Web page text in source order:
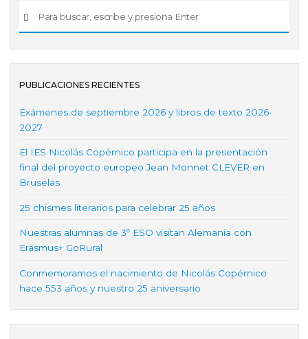
PUBLICACIONES RECIENTES
Exámenes de septiembre 2026 y libros de texto 2026-
2027
El IES Nicolás Copérnico participa en la presentación
final del proyecto europeo Jean Monnet CLEVER en
Bruselas
25 chismes literarios para celebrar 25 años
Nuestras alumnas de 3º ESO visitan Alemania con
Erasmus+ GoRural
Conmemoramos el nacimiento de Nicolás Copérnico
hace 553 años y nuestro 25 aniversario